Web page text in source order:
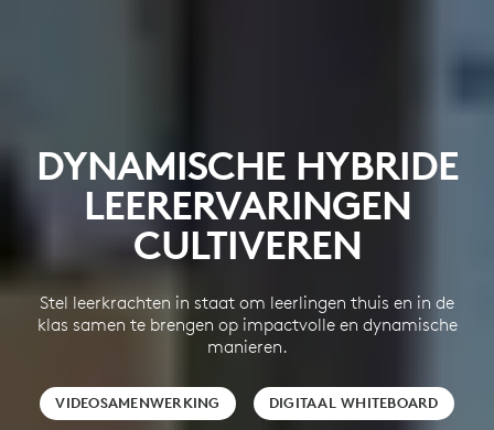
DYNAMISCHE HYBRIDE
LEERERVARINGEN
CULTIVEREN
Stel leerkrachten in staat om leerlingen thuis en in de
klas samen te brengen op impactvolle en dynamische
manieren.
VIDEOSAMENWERKING DIGITAAL WHITEBOARD